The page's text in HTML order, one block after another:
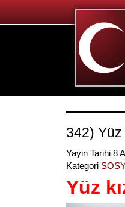
342) Yüz
Yayin Tarihi 8
Kategori
Yüz